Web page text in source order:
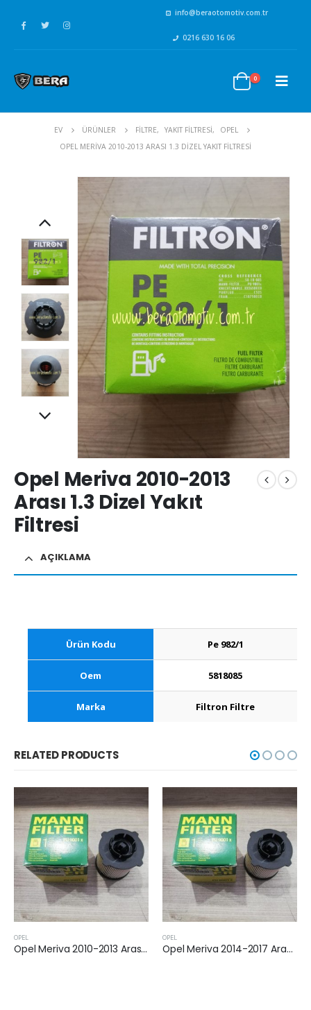
info@beraotomotiv.com.tr
0216 630 16 06
0
EV ÜRÜNLER FİLTRE, YAKIT FİLTRESİ,
OPEL
OPEL MERIVA 2010-2013 ARASI 1.3 DIZEL YAKIT FILTRESI
Opel Meriva 2010-2013
Arası 1.3 Dizel Yakıt
Filtresi
AÇIKLAMA
Ürün Kodu Pe 982/1
Oem 5818085
Marka Filtron Filtre
RELATED PRODUCTS
OPEL
Opel Meriva 2010-2013 Arası 1.3 Dizel Yakıt Filtresi
OPEL
Opel Meriva 2014-2017 Arası 1.6 Dizel Yakıt Filtresi